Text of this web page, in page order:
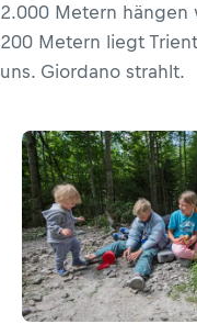
2.000 Metern hängen
200 Metern liegt
uns. Giordano strahlt.